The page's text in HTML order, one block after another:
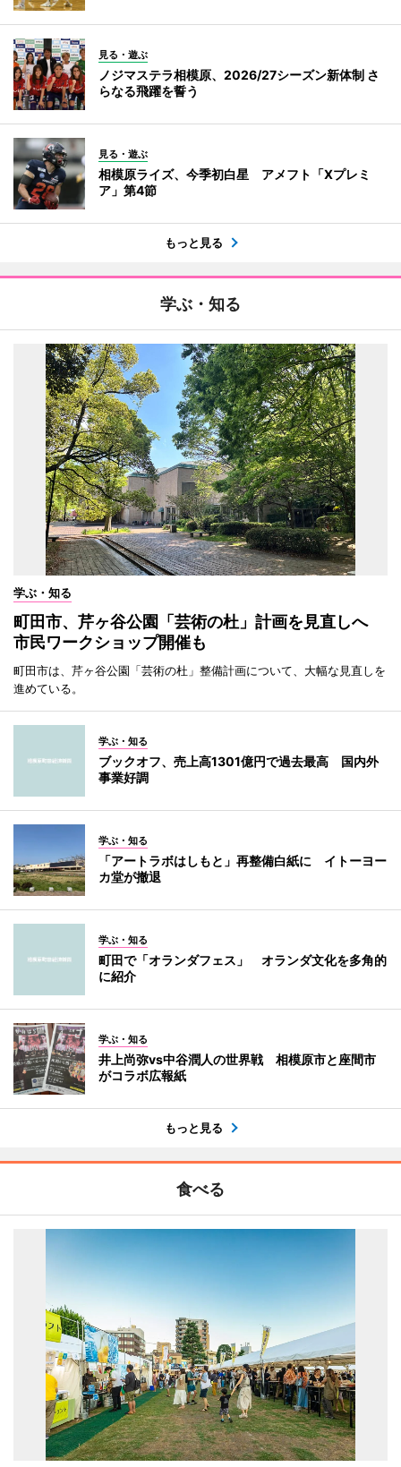
見る・遊ぶ
ノジマステラ相模原、2026/27シーズン新体制 さ
らなる飛躍を誓う
見る・遊ぶ
相模原ライズ、今季初白星 アメフト「Xプレミ
ア」第4節
もっと見る
学ぶ・知る
学ぶ・知る
町田市、芹ヶ谷公園「芸術の杜」計画を見直しへ
市民ワークショップ開催も
町田市は、芹ヶ谷公園「芸術の杜」整備計画について、大幅な見直しを
進めている。
学ぶ・知る
ブックオフ、売上高1301億円で過去最高 国内外
事業好調
学ぶ・知る
「アートラボはしもと」再整備白紙に イトーヨー
カ堂が撤退
学ぶ・知る
町田で「オランダフェス」 オランダ文化を多角的
に紹介
学ぶ・知る
井上尚弥vs中谷潤人の世界戦 相模原市と座間市
がコラボ広報紙
もっと見る
食べる